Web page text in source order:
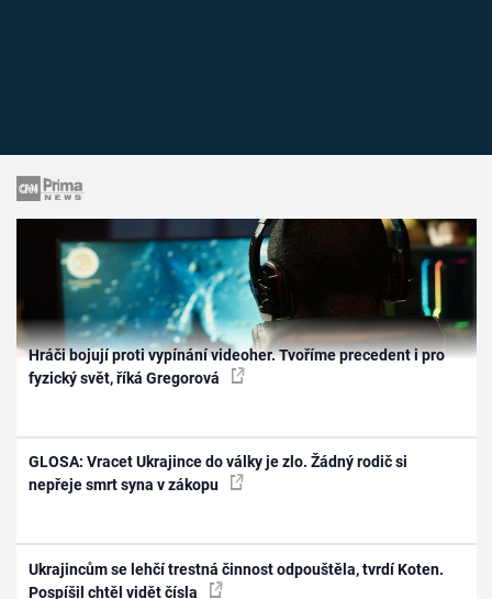
Hráči bojují proti vypínání videoher. Tvoříme precedent i pro
fyzický svět, říká Gregorová
GLOSA: Vracet Ukrajince do války je zlo. Žádný rodič si
nepřeje smrt syna v zákopu
Ukrajincům se lehčí trestná činnost odpouštěla, tvrdí Koten.
Pospíšil chtěl vidět čísla